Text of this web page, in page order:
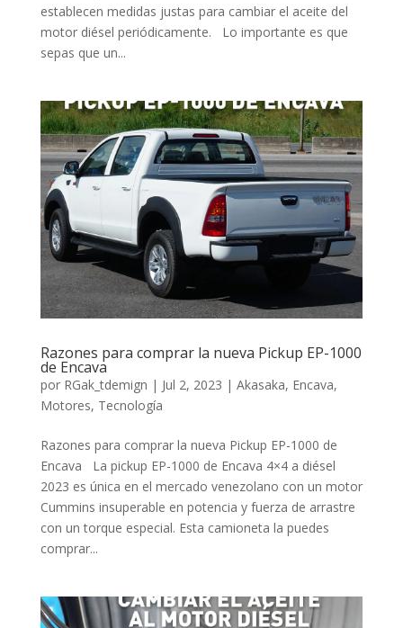
establecen medidas justas para cambiar el aceite del
motor diésel periódicamente. Lo importante es que
sepas que un...
Razones para comprar la nueva Pickup EP-1000
de Encava
por RGak_tdemign | Jul 2, 2023 | Akasaka, Encava,
Motores, Tecnología
Razones para comprar la nueva Pickup EP-1000 de
Encava La pickup EP-1000 de Encava 4×4 a diésel
2023 es única en el mercado venezolano con un motor
Cummins insuperable en potencia y fuerza de arrastre
con un torque especial. Esta camioneta la puedes
comprar...